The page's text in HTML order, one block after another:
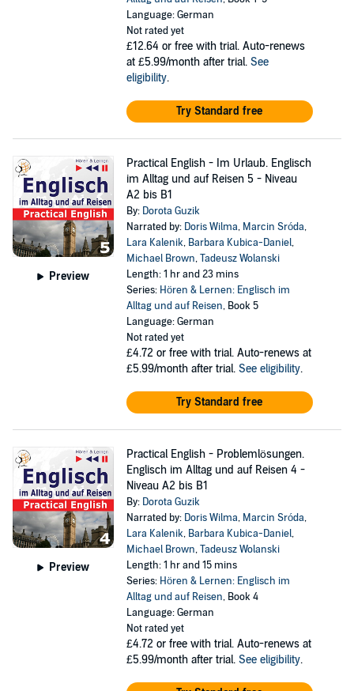
Language: German
Not rated yet
£12.64 or free with trial. Auto-renews
at £5.99/month after trial. See
eligibility.
Try Standard free
Preview
Practical English - Im Urlaub. Englisch
im Alltag und auf Reisen 5 - Niveau
A2 bis B1
By: Dorota Guzik
Narrated by: Doris Wilma, Marcin Sróda,
Lara Kalenik, Barbara Kubica-Daniel,
Michael Brown,Tadeusz Wolanski
Length: 1 hr and 23 mins
Series: Hören & Lernen: Englisch im
Alltag und auf Reisen, Book 5
Language: German
Not rated yet
£4.72 or free with trial. Auto-renews at
£5.99/month after trial. See eligibility.
Try Standard free
Preview
Practical English - Problemlösungen.
Englisch im Alltag und auf Reisen 4 -
Niveau A2 bis B1
By: Dorota Guzik
Narrated by: Doris Wilma, Marcin Sróda,
Lara Kalenik, Barbara Kubica-Daniel,
Michael Brown,Tadeusz Wolanski
Length: 1 hr and 15 mins
Series: Hören & Lernen: Englisch im
Alltag und auf Reisen, Book 4
Language: German
Not rated yet
£4.72 or free with trial. Auto-renews at
£5.99/month after trial. See eligibility.